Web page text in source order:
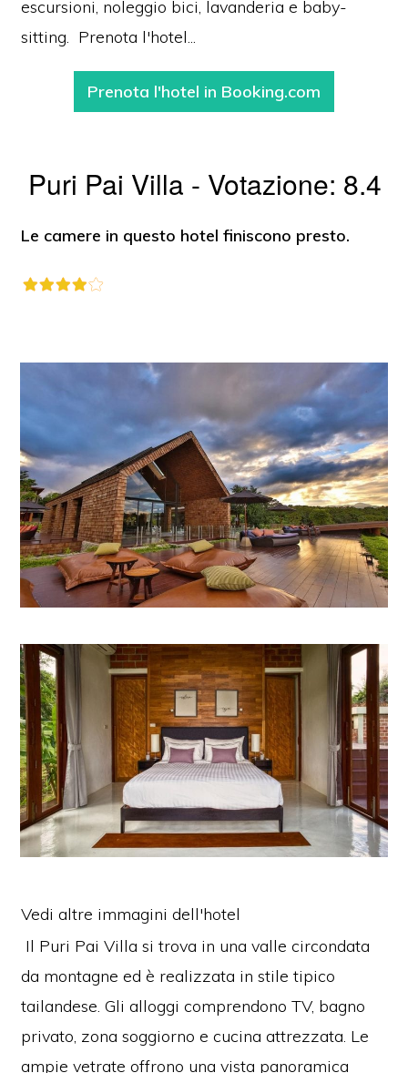
escursioni, noleggio bici, lavanderia e baby-
sitting. Prenota l'hotel...
Prenota l'hotel in Booking.com
Puri Pai Villa - Votazione: 8.4
Le camere in questo hotel finiscono presto.
Vedi altre immagini dell'hotel
Il Puri Pai Villa si trova in una valle circondata
da montagne ed è realizzata in stile tipico
tailandese. Gli alloggi comprendono TV, bagno
privato, zona soggiorno e cucina attrezzata. Le
ampie vetrate offrono una vista panoramica